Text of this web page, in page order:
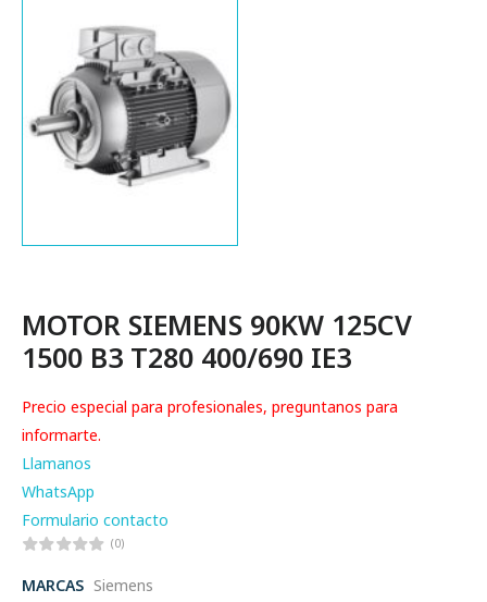
MOTOR SIEMENS 90KW 125CV
1500 B3 T280 400/690 IE3
Precio especial para profesionales, preguntanos para
informarte.
Llamanos
WhatsApp
Formulario contacto
(0)
MARCAS Siemens